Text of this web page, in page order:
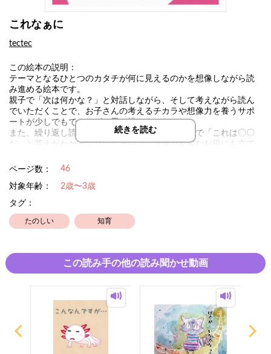
これなぁに
tectec
この絵本の説明：
テーマとなるひとつのカタチが何に見えるのかを想像しながら読
み進める絵本です。
親子で「次は何かな？」と対話しながら、そして考えながら読ん
でいただくことで、お子さんの考えるチカラや想像力を養うサポ
ートが少しでもできればと思い描きました。
また、繰り返し読んでいただくことで、早い段階で「これは〇〇
だ」と答えがわかるようになるので、記憶力を育むお役にも立て
続きを読む
ページ数： 46
対象年齢：
2歳〜3歳
タグ：
たのしい 知育
この読み手の他の読み聞かせ動画